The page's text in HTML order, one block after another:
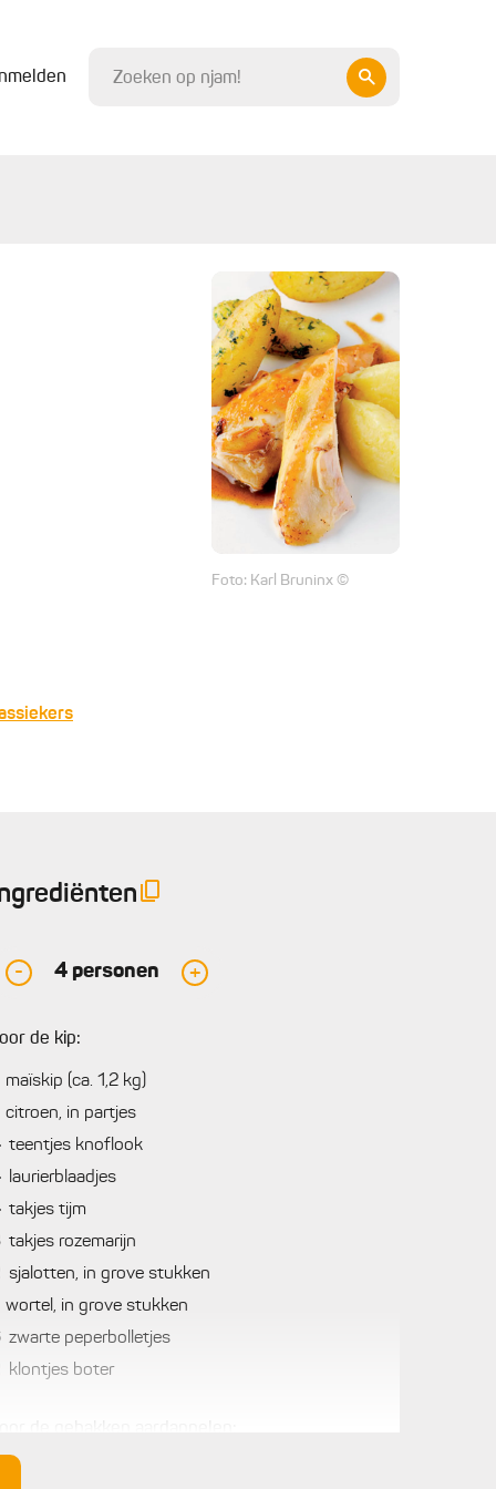
Foto: Karl Bruninx ©
- 4 personen +
de kip:
maïskip (ca. 1,2 kg)
citroen, in partjes
teentjes knoflook
laurierblaadjes
takjes tijm
takjes rozemarijn
sjalotten, in grove stukken
wortel, in grove stukken
zwarte peperbolletjes
klontjes boter
700